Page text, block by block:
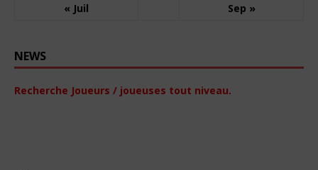
« Juil
Sep »
NEWS
Recherche Joueurs / joueuses tout niveau.